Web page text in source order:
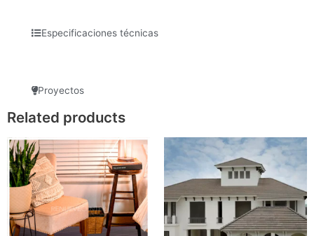
Especificaciones técnicas
Proyectos
Related products